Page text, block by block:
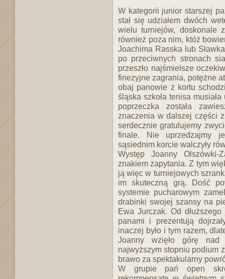
W kategorii junior starszej
stał się udziałem dwóch
wielu turniejów, doskonale
również poza nim, któż
Joachima Rasska lub
po przeciwnych stronach
przeszło najśmielsze
finezyjne zagrania, potężne
obaj panowie z kortu
śląska szkoła tenisa
poprzeczka została
znaczenia w dalszej części
serdecznie gratulujemy
finale. Nie uprzedzajmy
sąsiednim korcie walczyły
Występ Joanny
znakiem zapytania. Z tym
ją więc w turniejowych
im skuteczną grą. Dość
systemie pucharowym
drabinki swojej szansy na
Ewa Jurczak. Od
panami i prezentują
inaczej było i tym razem,
Joanny wzięło górę nad
najwyższym stopniu podium
brawo za spektakularny
W grupie pań open